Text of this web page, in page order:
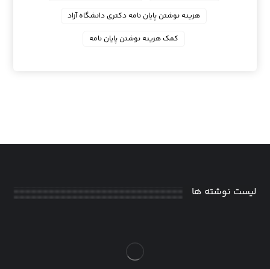
هزینه نوشتن پایان نامه دکتری دانشگاه آزاد
کمک هزینه نوشتن پایان نامه
لیست نوشته ها